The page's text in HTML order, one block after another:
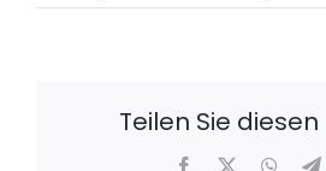
Teilen Sie
Facebook